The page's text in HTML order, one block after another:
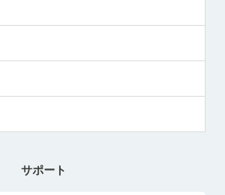
サポート